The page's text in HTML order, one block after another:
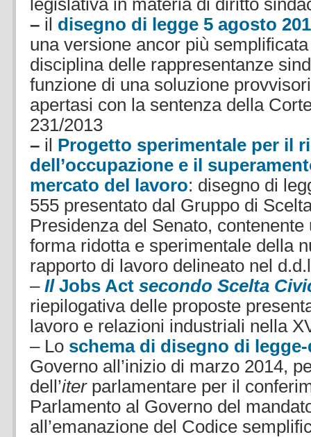
legislativa in materia di diritto
– il disegno di legge 5 agosto
una versione ancor più
disciplina delle rappresentanze
funzione di una soluzione
apertasi con la sentenza della
231/2013
– il Progetto sperimentale per il
dell’occupazione e il
mercato del lavoro: disegno di
555 presentato dal Gruppo di
Presidenza del Senato,
forma ridotta e sperimentale della
rapporto di lavoro delineato nel
– Il Jobs Act secondo Scelta
riepilogativa delle proposte
lavoro e relazioni industriali nella
– Lo schema di disegno di
Governo all’inizio di marzo 2014,
dell’iterparlamentare per il
Parlamento al Governo del
all’emanazione del Codice